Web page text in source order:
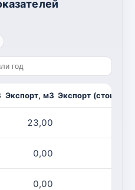
Экспорт, м3 Экспорт
23,00
0,00
0,00